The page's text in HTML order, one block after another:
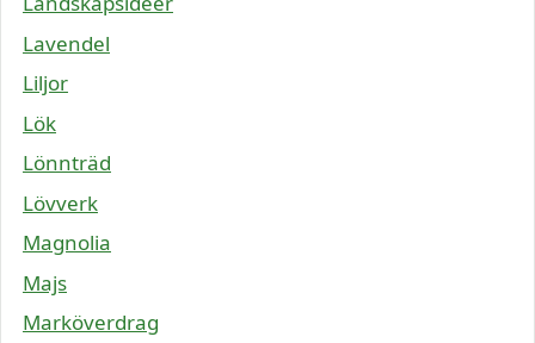
Lavendel
Liljor
Lök
Lönnträd
Lövverk
Magnolia
Majs
Marköverdrag